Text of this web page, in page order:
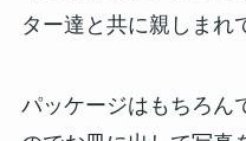
ター達と共に親しまれ
パッケージはもちろん